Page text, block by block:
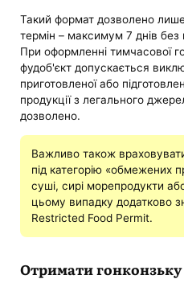
Такий формат дозволено
термін – максимум 7 днів
При оформленні тимчасової
фудоб'єкт допускається
приготовленої або
продукції з легального
дозволено.
Важливо також
під категорію «обмежених
суші, сирі морепродукти
цьому випадку додатково
Restricted Food Permit.
Отримати гонконзьку